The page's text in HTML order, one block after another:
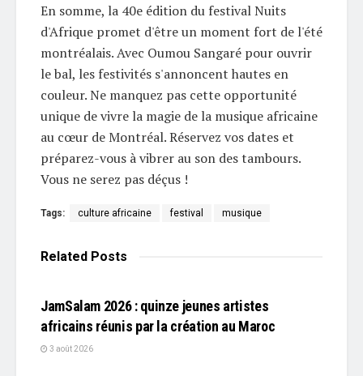
En somme, la 40e édition du festival Nuits
d'Afrique promet d'être un moment fort de l'été
montréalais. Avec Oumou Sangaré pour ouvrir
le bal, les festivités s'annoncent hautes en
couleur. Ne manquez pas cette opportunité
unique de vivre la magie de la musique africaine
au cœur de Montréal. Réservez vos dates et
préparez-vous à vibrer au son des tambours.
Vous ne serez pas déçus !
Tags: culture africaine festival musique
Related Posts
JamSalam 2026 : quinze jeunes artistes
africains réunis par la création au Maroc
3 août 2026